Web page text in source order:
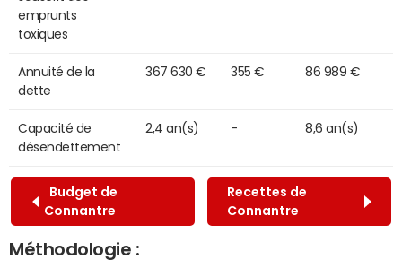
emprunts
toxiques
Annuité de la
dette
367 630 € 355 € 86 989 €
Capacité de
désendettement
2,4 an(s) - 8,6 an(s)
Budget de
Connantre
Recettes de
Connantre
Méthodologie :